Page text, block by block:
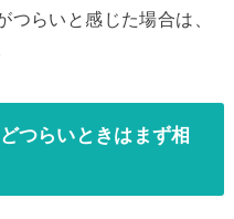
つらいと感じた場合は、
つらいときはまず相